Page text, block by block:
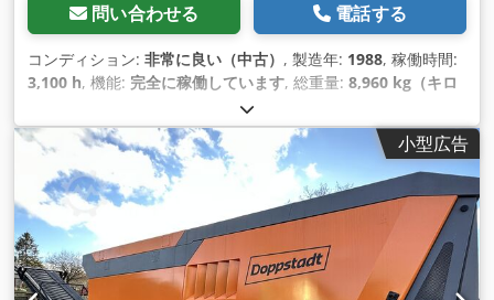
問い合わせる 電話する
コンディション: 非常に良い（中古） , 製造年: 1988, 稼働時間:
3,100 h, 機能: 完全に稼働しています, 総重量: 8,960 kg（キロ
小型広告